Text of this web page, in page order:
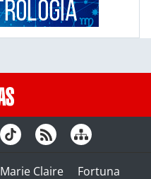
Marie Claire Fortuna